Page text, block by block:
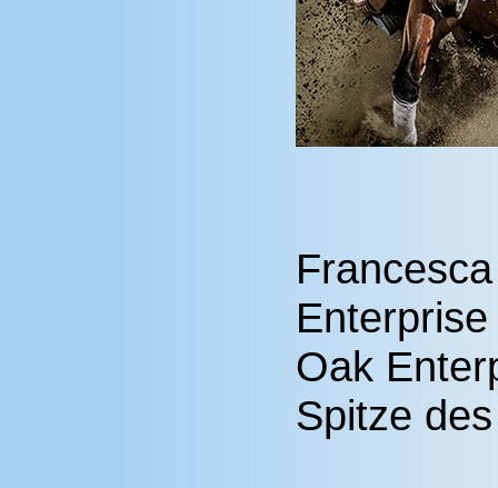
Oak
Spitze